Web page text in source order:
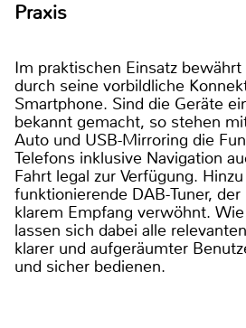
Praxis
Im praktischen Einsatz
durch seine vorbildliche
Smartphone. Sind die Geräte
bekannt gemacht, so stehen
Auto und USB-Mirroring die
Telefons inklusive Navigation
Fahrt legal zur Verfügung.
funktionierende DAB-Tuner,
klarem Empfang verwöhnt.
lassen sich dabei alle
klarer und aufgeräumter
und sicher bedienen.